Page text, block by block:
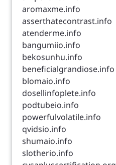
aromaxme.info
asserthatecontrast.info
atenderme.info
bangumiio.info
bekosunhu.info
beneficialgrandiose.info
blomaio.info
dosellinfoplete.info
podtubeio.info
powerfulvolatile.info
qvidsio.info
shumaio.info
slotherio.info